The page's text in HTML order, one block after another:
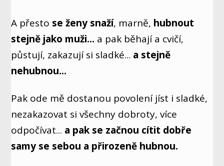
A přesto se ženy snaží, marně, hubnout
stejně jako muži... a pak běhají a cvičí,
půstují, zakazují si sladké... a stejně
nehubnou...
Pak ode mě dostanou povolení jíst i sladké,
nezakazovat si všechny dobroty, více
odpočívat... a pak se začnou cítit dobře
samy se sebou a přirozeně hubnou.